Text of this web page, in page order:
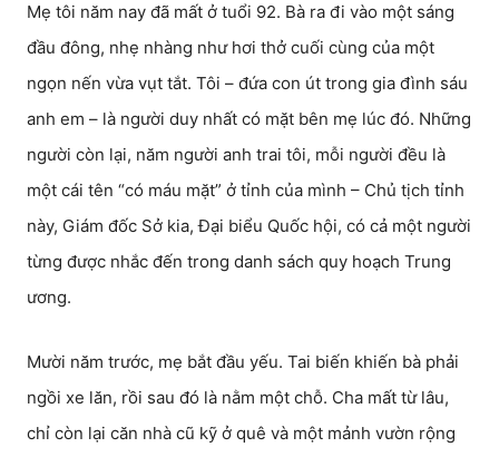
Mẹ tôi năm nay đã mất ở tuổi 92. Bà ra đi vào một sáng
đầu đông, nhẹ nhàng như hơi thở cuối cùng của một
ngọn nến vừa vụt tắt. Tôi – đứa con út trong gia đình sáu
anh em – là người duy nhất có mặt bên mẹ lúc đó. Những
người còn lại, năm người anh trai tôi, mỗi người đều là
một cái tên “có máu mặt” ở tỉnh của mình – Chủ tịch tỉnh
này, Giám đốc Sở kia, Đại biểu Quốc hội, có cả một người
từng được nhắc đến trong danh sách quy hoạch Trung
ương.
Mười năm trước, mẹ bắt đầu yếu. Tai biến khiến bà phải
ngồi xe lăn, rồi sau đó là nằm một chỗ. Cha mất từ lâu,
chỉ còn lại căn nhà cũ kỹ ở quê và một mảnh vườn rộng